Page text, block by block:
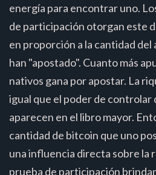
energía para encontrar uno.
de participación otorgan este
en proporción a la cantidad del
han "apostado". Cuanto más
nativos gana por apostar. La
igual que el poder de controlar
aparecen en el libro mayor.
cantidad de bitcoin que uno
una influencia directa sobre la
prueba de participación